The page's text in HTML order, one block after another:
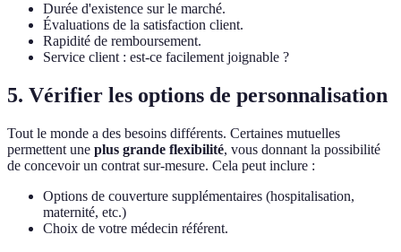
Durée d'existence sur le marché.
Évaluations de la satisfaction client.
Rapidité de remboursement.
Service client : est-ce facilement joignable ?
5. Vérifier les options de personnalisation
Tout le monde a des besoins différents. Certaines mutuelles
permettent une plus grande flexibilité, vous donnant la possibilité
de concevoir un contrat sur-mesure. Cela peut inclure :
Options de couverture supplémentaires (hospitalisation,
maternité, etc.)
Choix de votre médecin référent.